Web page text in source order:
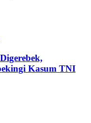
Kasum TNI